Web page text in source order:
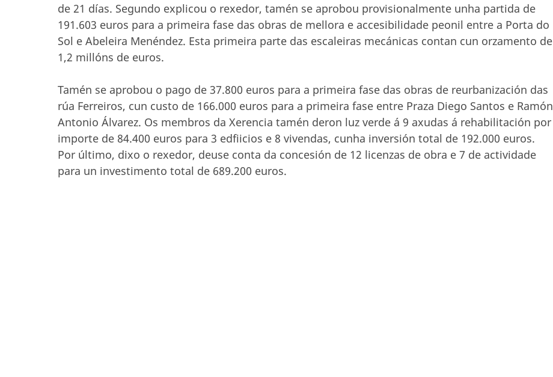
de 21 días. Segundo explicou o rexedor, tamén se aprobou provisionalmente unha partida de
191.603 euros para a primeira fase das obras de mellora e accesibilidade peonil entre a Porta do
Sol e Abeleira Menéndez. Esta primeira parte das escaleiras mecánicas contan cun orzamento de
1,2 millóns de euros.
Tamén se aprobou o pago de 37.800 euros para a primeira fase das obras de reurbanización das
rúa Ferreiros, cun custo de 166.000 euros para a primeira fase entre Praza Diego Santos e Ramón
Antonio Álvarez. Os membros da Xerencia tamén deron luz verde á 9 axudas á rehabilitación por
importe de 84.400 euros para 3 edfiicios e 8 vivendas, cunha inversión total de 192.000 euros.
Por último, dixo o rexedor, deuse conta da concesión de 12 licenzas de obra e 7 de actividade
para un investimento total de 689.200 euros.